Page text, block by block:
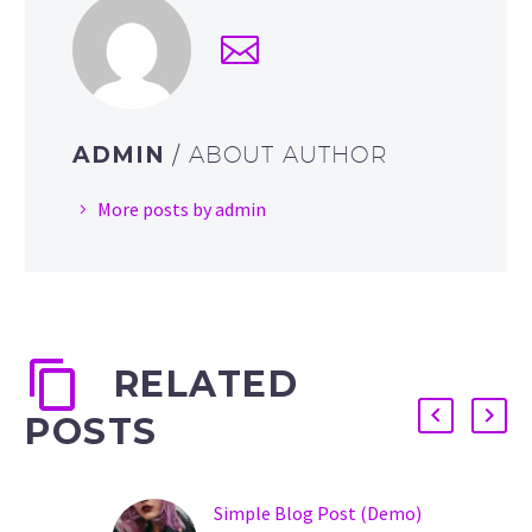
ADMIN / ABOUT AUTHOR
More posts by admin
RELATED
POSTS
Simple Blog Post (Demo)